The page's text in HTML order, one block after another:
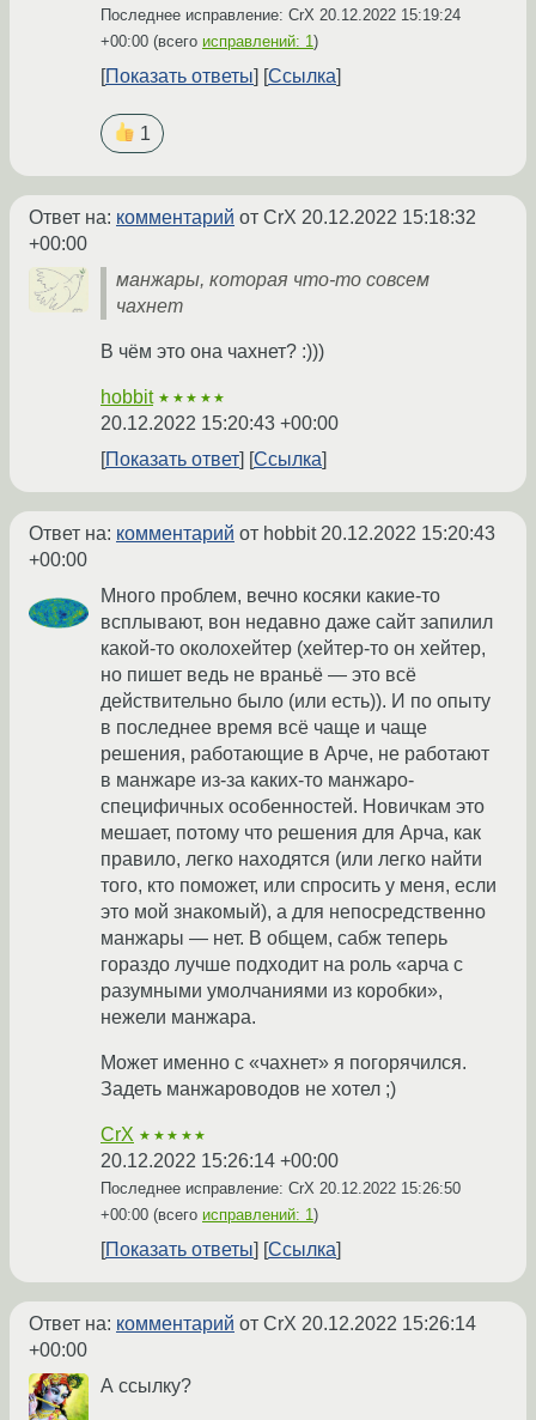
Последнее исправление: CrX 20.12.2022 15:19:24
+00:00 (всего исправлений: 1)
Показать ответы Ссылка
1
Ответ на: комментарий от CrX 20.12.2022 15:18:32
+00:00
манжары, которая что-то совсем
чахнет
В чём это она чахнет? :)))
hobbit ★★★★★
20.12.2022 15:20:43 +00:00
Показать ответ
Ссылка
Ответ на: комментарий от hobbit 20.12.2022 15:20:43
+00:00
Много проблем, вечно косяки какие-то
всплывают, вон недавно даже сайт запилил
какой-то околохейтер (хейтер-то он хейтер,
но пишет ведь не враньё — это всё
действительно было (или есть)). И по опыту
в последнее время всё чаще и чаще
решения, работающие в Арче, не работают
в манжаре из-за каких-то манжаро-
специфичных особенностей. Новичкам это
мешает, потому что решения для Арча, как
правило, легко находятся (или легко найти
того, кто поможет, или спросить у меня, если
это мой знакомый), а для непосредственно
манжары — нет. В общем, сабж теперь
гораздо лучше подходит на роль «арча с
разумными умолчаниями из коробки»,
нежели манжара.
Может именно с «чахнет» я погорячился.
Задеть манжароводов не хотел ;)
CrX ★★★★★
20.12.2022 15:26:14 +00:00
Последнее исправление: CrX 20.12.2022 15:26:50
+00:00 (всего исправлений: 1)
Показать ответы Ссылка
Ответ на: комментарий от CrX 20.12.2022 15:26:14
+00:00
А ссылку?